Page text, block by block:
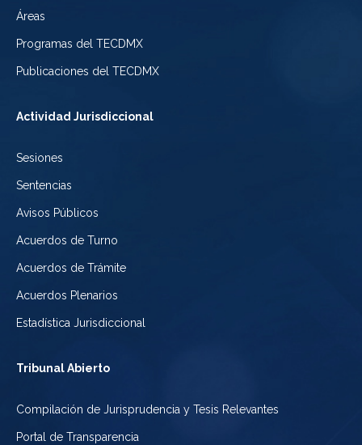
Áreas
Programas del TECDMX
Publicaciones del TECDMX
Actividad Jurisdiccional
Sesiones
Sentencias
Avisos Públicos
Acuerdos de Turno
Acuerdos de Trámite
Acuerdos Plenarios
Estadística Jurisdiccional
Tribunal Abierto
Compilación de Jurisprudencia y Tesis Relevantes
Portal de Transparencia